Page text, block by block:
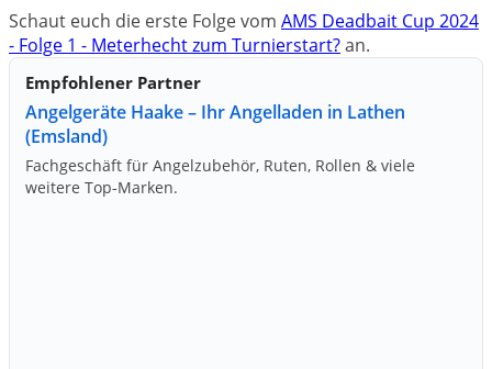
Schaut euch die erste Folge vom AMS Deadbait Cup 2024
- Folge 1 - Meterhecht zum Turnierstart?an.
Empfohlener Partner
Angelgeräte Haake – Ihr Angelladen in Lathen
(Emsland)
Fachgeschäft für Angelzubehör, Ruten, Rollen & viele
weitere Top‑Marken.